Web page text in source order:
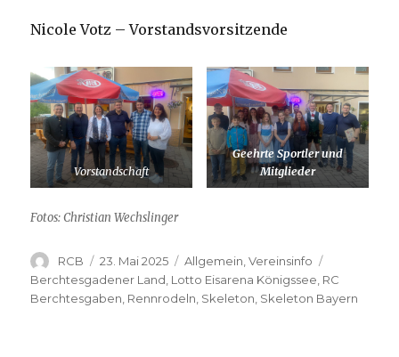
Nicole Votz – Vorstandsvorsitzende
Vorstandschaft
Geehrte Sportler und
Mitglieder
Fotos: Christian Wechslinger
Autor
RCB
Veröffentlicht
am
23. Mai 2025 Kategorien
Allgemein ,Vereinsinfo
Berchtesgadener Land, Lotto Eisarena Königssee, RC
Berchtesgaben, Rennrodeln, Skeleton, Skeleton Bayern